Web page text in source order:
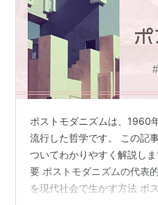
ポストモダニズムは、1960
流行した哲学です。 この記
ついてわかりやすく解説し
要 ポストモダニズムの代表
を現代社会で生かす方法 ポ